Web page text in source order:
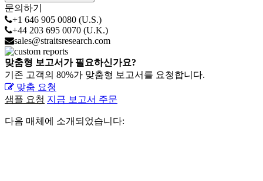
문의하기
+1 646 905 0080 (U.S.)
+44 203 695 0070 (U.K.)
sales@straitsresearch.com
맞춤형 보고서가 필요하신가요?
기존 고객의 80%가 맞춤형 보고서를 요청합니다.
맞춤 요청
샘플 요청 지금 보고서 주문
다음 매체에 소개되었습니다: